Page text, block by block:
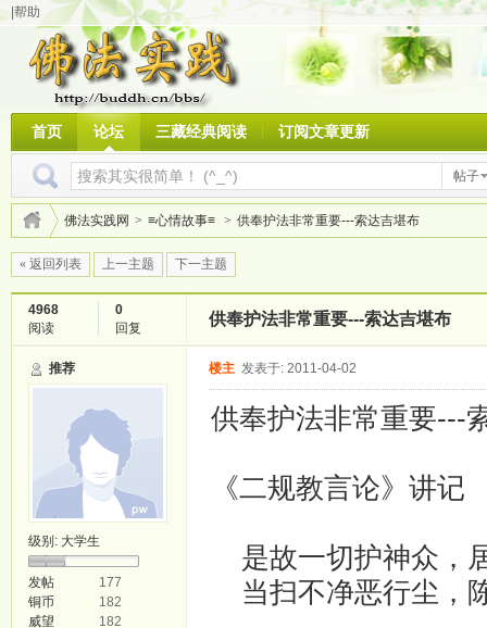
|帮助
首页 论坛 三藏经典阅读 订阅文章更新
帖子
佛法实践网 > ≡心情故事≡ > 供奉护法非常重要---索达吉堪布
« 返回列表 上一主题 下一主题
4968
阅读
0
回复
供奉护法非常重要---索达吉堪布
推荐
级别: 大学生
发帖
177
铜币
182
威望
182
楼主 发表于: 2011-04-02
供奉护法非常重要---
《二规教言论》讲
是故一切护神众，
当扫不净恶行尘，